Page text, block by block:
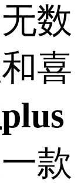
数
喜
款